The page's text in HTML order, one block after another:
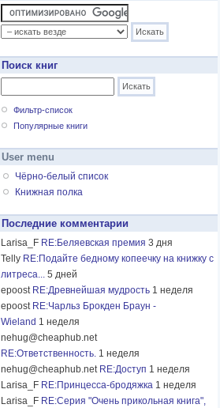
Поиск книг
Фильтр-список
Популярные книги
User menu
Чёрно-белый список
Книжная полка
Последние комментарии
Larisa_F RE:Беляевская премия 3 дня
Telly RE:Подайте бедному копеечку на книжку с
литреса... 5 дней
epoost RE:Древнейшая мудрость 1 неделя
epoost RE:Чарльз Брокден Браун -
Wieland 1 неделя
nehug@cheaphub.net
RE:Ответственность. 1 неделя
nehug@cheaphub.net RE:Доступ 1 неделя
Larisa_F RE:Принцесса-бродяжка 1 неделя
Larisa_F RE:Серия "Очень прикольная книга",